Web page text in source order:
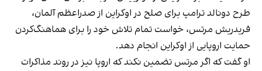
طرح دونالد ترامپ برای صلح در اوکراین از صدراعظم آلمان،
فریدریش مرتس، خواست تمام تلاش خود را برای هماهنگ‌کردن
حمایت اروپایی از اوکراین انجام دهد.
او گفت که اگر مرتس تضمین نکند که اروپا نیز در روند مذاکرات